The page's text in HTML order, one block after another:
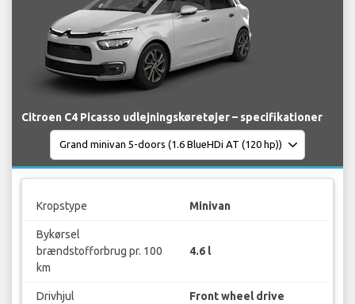
Citroen C4 Picasso udlejningskøretøjer – specifikationer
Kropstype Minivan
Bykørsel
brændstofforbrug pr. 100
km
4.6 l
Drivhjul Front wheel drive